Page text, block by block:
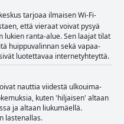
on pieni pala paratiisia, jossa
tarjoaa ilmaisen Wi-Fi-
että vieraat voivat pysyä
lukien ranta-alue. Sen laajat tilat
huippuvalinnan sekä vapaa-
luotettavaa internetyhteyttä.
nauttia viidestä ulkouima-
kuten 'hiljaisen' altaan
ja altaan liukumäellä.
lastenallas.